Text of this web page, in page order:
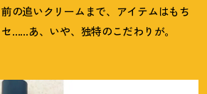
の追いクリームまで、アイテムはもち
……あ、いや、独特のこだわりが。